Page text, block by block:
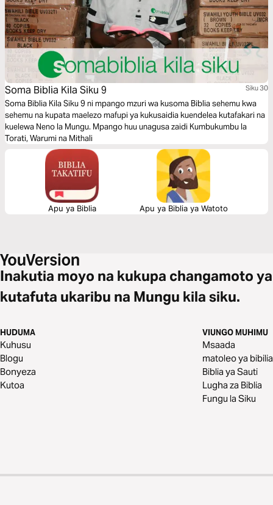
Soma Biblia Kila Siku 9 Siku 30
Soma Biblia Kila Siku 9 ni mpango mzuri wa kusoma Biblia sehemu kwa
sehemu na kupata maelezo mafupi ya kukusaidia kuendelea kutafakari na
kuelewa Neno la Mungu. Mpango huu unagusa zaidi Kumbukumbu la
Torati, Warumi na Mithali
Apu ya Biblia Apu ya Biblia ya Watoto
Inakutia moyo na kukupa changamoto ya
kutafuta ukaribu na Mungu kila siku.
HUDUMA
Kuhusu
Blogu
Bonyeza
Kutoa
VIUNGO MUHIMU
Msaada
matoleo ya bibilia
Biblia ya Sauti
Lugha za Biblia
Fungu la Siku